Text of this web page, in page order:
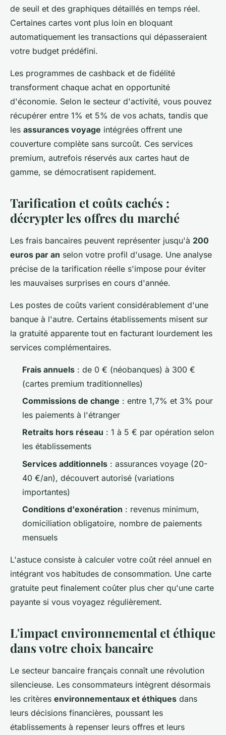
de seuil et des graphiques détaillés en temps réel.
Certaines cartes vont plus loin en bloquant
automatiquement les transactions qui dépasseraient
votre budget prédéfini.
Les programmes de cashback et de fidélité
transforment chaque achat en opportunité
d'économie. Selon le secteur d'activité, vous pouvez
récupérer entre 1% et 5% de vos achats, tandis que
les assurances voyage intégrées offrent une
couverture complète sans surcoût. Ces services
premium, autrefois réservés aux cartes haut de
gamme, se démocratisent rapidement.
Tarification et coûts cachés :
décrypter les offres du marché
Les frais bancaires peuvent représenter jusqu'à 200
euros par an selon votre profil d'usage. Une analyse
précise de la tarification réelle s'impose pour éviter
les mauvaises surprises en cours d'année.
Les postes de coûts varient considérablement d'une
banque à l'autre. Certains établissements misent sur
la gratuité apparente tout en facturant lourdement les
services complémentaires.
Frais annuels : de 0 € (néobanques) à 300 €
(cartes premium traditionnelles)
Commissions de change : entre 1,7% et 3% pour
les paiements à l'étranger
Retraits hors réseau : 1 à 5 € par opération selon
les établissements
Services additionnels : assurances voyage (20-
40 €/an), découvert autorisé (variations
importantes)
Conditions d'exonération : revenus minimum,
domiciliation obligatoire, nombre de paiements
mensuels
L'astuce consiste à calculer votre coût réel annuel en
intégrant vos habitudes de consommation. Une carte
gratuite peut finalement coûter plus cher qu'une carte
payante si vous voyagez régulièrement.
L'impact environnemental et éthique
dans votre choix bancaire
Le secteur bancaire français connaît une révolution
silencieuse. Les consommateurs intègrent désormais
les critères environnementaux et éthiques dans
leurs décisions financières, poussant les
établissements à repenser leurs offres et leurs